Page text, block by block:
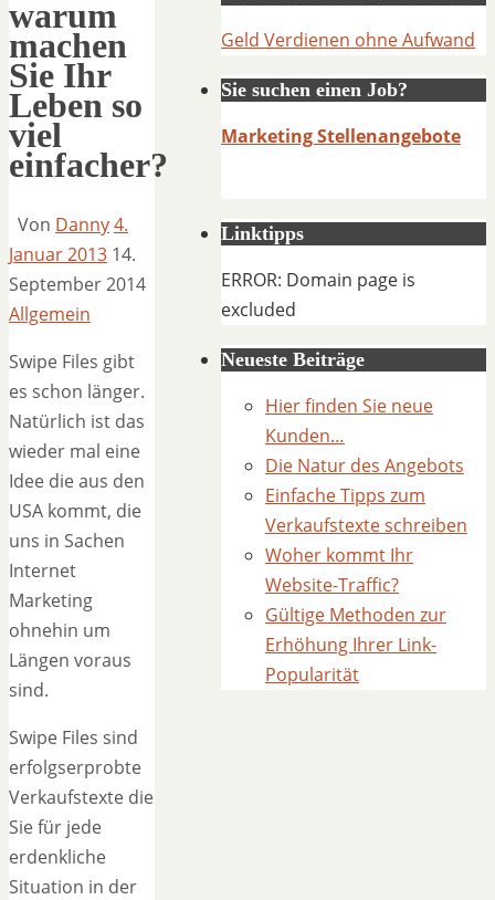
warum
machen
Sie Ihr
Leben so
viel
einfacher?
Von Danny4.
Januar 2013 14.
September 2014
Allgemein
Swipe Files gibt
es schon länger.
Natürlich ist das
wieder mal eine
Idee die aus den
USA kommt, die
uns in Sachen
Internet
Marketing
ohnehin um
Längen voraus
sind.
Swipe Files sind
erfolgserprobte
Verkaufstexte die
Sie für jede
erdenkliche
Situation in der
Geld Verdienen ohne Aufwand
Sie suchen einen Job?
Marketing Stellenangebote
Linktipps
ERROR: Domain page is
excluded
Neueste Beiträge
Hier finden Sie neue
Kunden…
Die Natur des Angebots
Einfache Tipps zum
Verkaufstexte schreiben
Woher kommt Ihr
Website-Traffic?
Gültige Methoden zur
Erhöhung Ihrer Link-
Popularität